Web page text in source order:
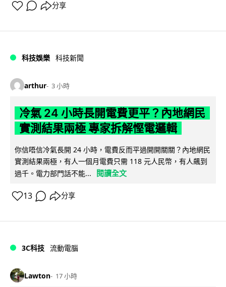
分享
科技娛樂 科技新聞
arthur 3 小時
冷氣 24 小時長開電費更平？內地網民
實測結果兩極 專家拆解慳電邏輯
你信唔信冷氣長開 24 小時，電費反而平過開開關關？內地網民
實測結果兩極，有人一個月電費只需 118 元人民幣，有人飆到
過千。電力部門話不能...
閱讀全文
13 分享
3C科技 流動電腦
Lawton 17 小時